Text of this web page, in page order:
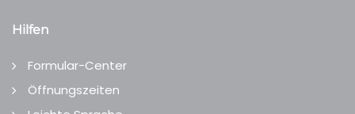
Hilfen
Formular-Center
Öffnungszeiten